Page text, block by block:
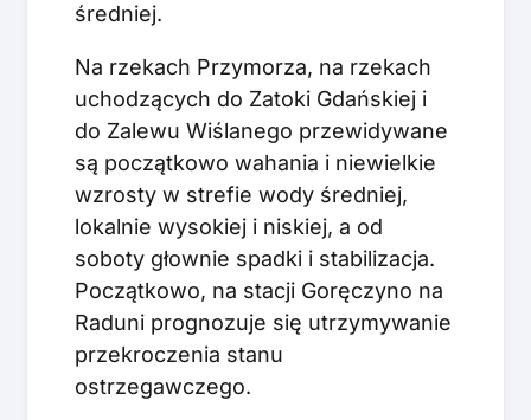
średniej.
Na rzekach Przymorza, na rzekach
uchodzących do Zatoki Gdańskiej i
do Zalewu Wiślanego przewidywane
są początkowo wahania i niewielkie
wzrosty w strefie wody średniej,
lokalnie wysokiej i niskiej, a od
soboty głownie spadki i stabilizacja.
Początkowo, na stacji Goręczyno na
Raduni prognozuje się utrzymywanie
przekroczenia stanu
ostrzegawczego.